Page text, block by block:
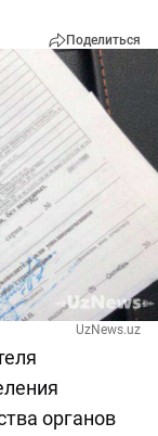
Поделиться
UzNews.uz
органов